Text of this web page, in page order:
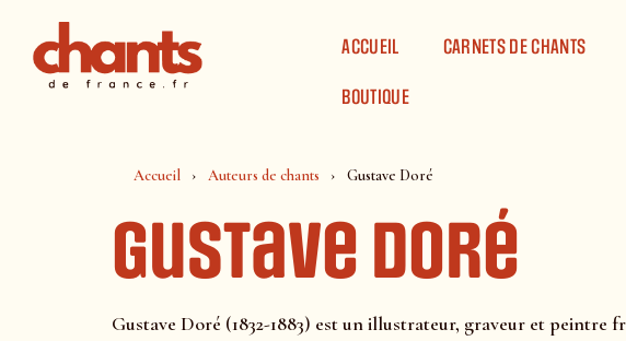
ACCUEIL CARNETS DE CHANTS
BOUTIQUE
Accueil Auteurs de chants Gustave Doré
Gustave Doré
Gustave Doré (1832-1883) est un illustrateur, graveur et peintre